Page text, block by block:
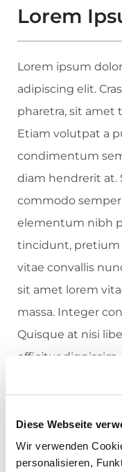
Diese Webseite
Wir verwenden
personalisieren,
Lorem
Lorem ipsum
adipiscing elit.
pharetra, sit
Etiam volutpat a
condimentum
diam hendrerit at.
commodo
elementum nibh
tincidunt, pretium
vitae convallis
sit amet lorem
massa. Integer
Quisque at nisi
efficitur
ullamcorper est